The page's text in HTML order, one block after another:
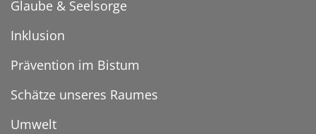
Glaube & Seelsorge
Inklusion
Prävention im Bistum
Schätze unseres Raumes
Umwelt